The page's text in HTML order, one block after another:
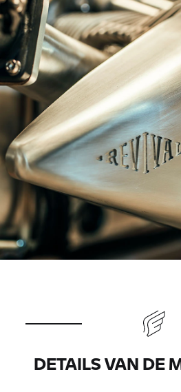
DETAILS VAN DE